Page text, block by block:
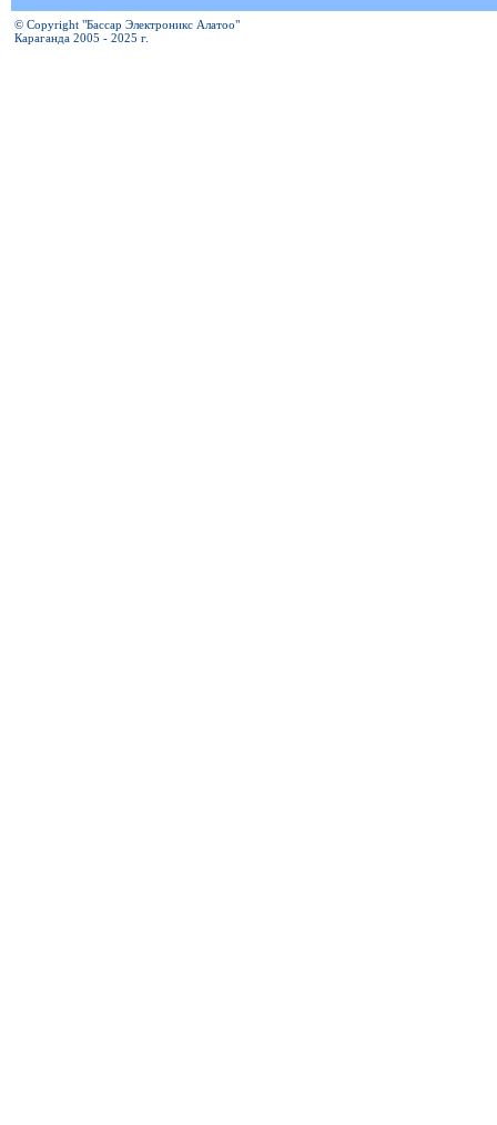
© Copyright "Бассар Электроникс Алатоо"
Караганда 2005 - 2025 г.